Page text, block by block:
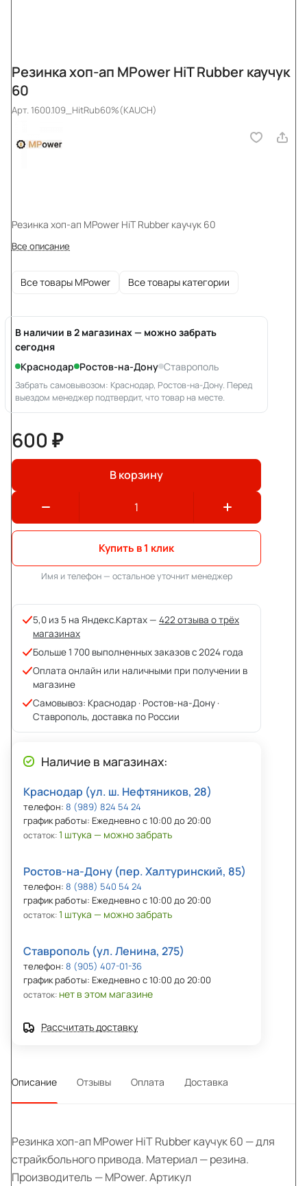
Резинка хоп-ап MPower HiT Rubber каучук
60
Арт. 1600.109_HitRub60%(KAUCH)
Резинка хоп-ап MPower HiT Rubber каучук 60
Все описание
Все товары MPower Все товары категории
В наличии в 2 магазинах — можно забрать
сегодня
Краснодар Ростов-на-Дону Ставрополь
Забрать самовывозом: Краснодар, Ростов-на-Дону. Перед
выездом менеджер подтвердит, что товар на месте.
600 ₽
В корзину
Купить в 1 клик
Имя и телефон — остальное уточнит менеджер
5,0 из 5 на Яндекс.Картах — 422 отзыва о трёх
магазинах
Больше 1 700 выполненных заказов с 2024 года
Оплата онлайн или наличными при получении в
магазине
Самовывоз: Краснодар · Ростов-на-Дону ·
Ставрополь, доставка по России
Наличие в магазинах:
Краснодар (ул. ш. Нефтяников, 28)
телефон: 8 (989) 824 54 24
график работы: Ежедневно с 10:00 до 20:00
остаток:1 штука — можно забрать
Ростов-на-Дону (пер. Халтуринский, 85)
телефон: 8 (988) 540 54 24
график работы: Ежедневно с 10:00 до 20:00
остаток:1 штука — можно забрать
Ставрополь (ул. Ленина, 275)
телефон: 8 (905) 407-01-36
график работы: Ежедневно с 10:00 до 20:00
остаток: нет в этом магазине
Рассчитать доставку
Описание Отзывы Оплата Доставка
Резинка хоп-ап MPower HiT Rubber каучук 60 — для
страйкбольного привода. Материал — резина.
Производитель — MPower. Артикул